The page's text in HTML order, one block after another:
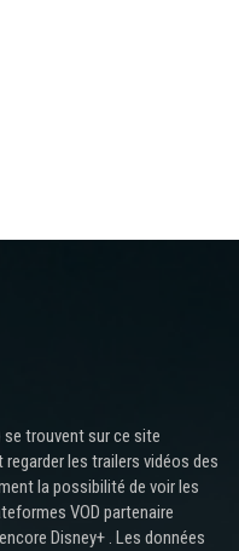
trouvent sur ce site
les trailers vidéos des
la possibilité de voir les
VOD partenaire
Disney+ . Les données